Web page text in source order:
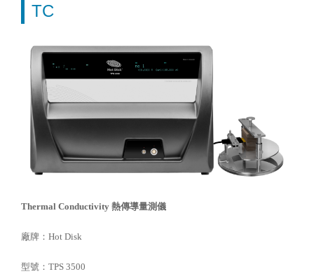
TC
Thermal Conductivity 熱傳導量測儀
廠牌：Hot Disk
型號：TPS 3500